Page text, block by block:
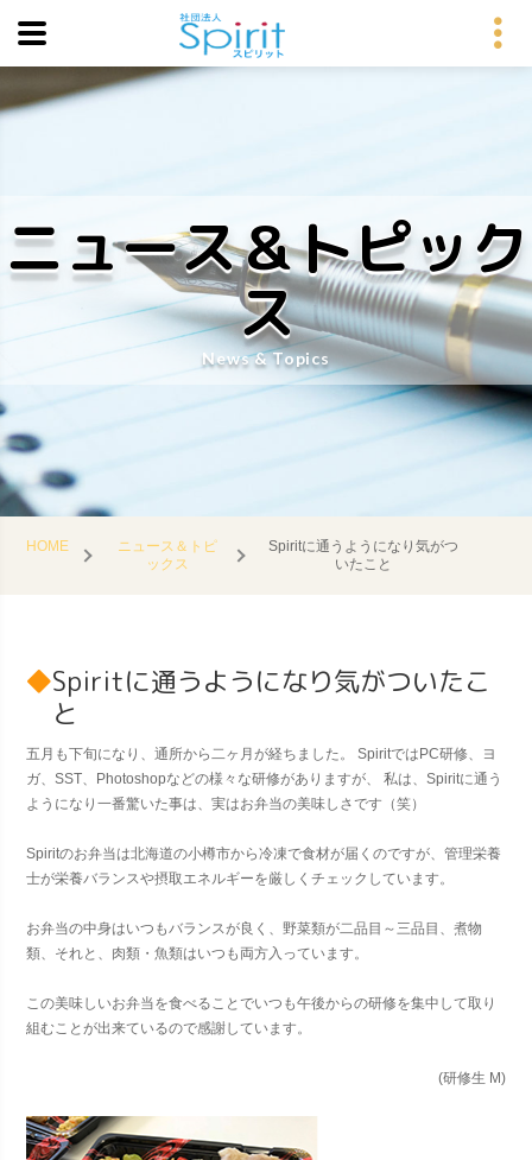
ニュース＆トピック
ス
News & Topics
HOME
ニュース＆トピ
ックス
Spiritに通うようになり気がつ
いたこと
Spiritに通うようになり気がついたこ
と
五月も下旬になり、通所から二ヶ月が経ちました。 SpiritではPC研修、ヨ
ガ、SST、Photoshopなどの様々な研修がありますが、 私は、Spiritに通う
ようになり一番驚いた事は、実はお弁当の美味しさです（笑）
Spiritのお弁当は北海道の小樽市から冷凍で食材が届くのですが、管理栄養
士が栄養バランスや摂取エネルギーを厳しくチェックしています。
お弁当の中身はいつもバランスが良く、野菜類が二品目～三品目、煮物
類、それと、肉類・魚類はいつも両方入っています。
この美味しいお弁当を食べることでいつも午後からの研修を集中して取り
組むことが出来ているので感謝しています。
(研修生 M)